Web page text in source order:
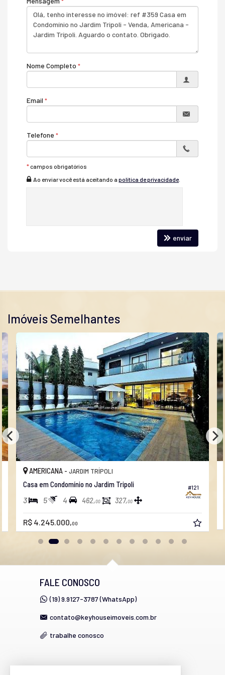
Acabamento em Gesso
Móveis Planejados
Fechadura Eletrônica
Área de Serviço
Cozinha Americana
Espaço Gourmet
Lavabo
Banheiro Social
Suíte Master
Salão de Festas
Piscina
Quadra Esportiva
Nome Completo
Email
Telefone
*campos obrigatórios
Ao enviar você está aceitando a política de privacidade.
enviar
Imóveis Semelhantes
#121
AMERICANA - JARDIM TRÍPOLI
Casa em Condomínio no Jardim Tripoli
3 5 4 462,00 327,00
R$ 4.245.000,00
FALE CONOSCO
(19) 9.9127-3787 (WhatsApp)
contato@keyhouseimoveis.com.br
trabalhe conosco